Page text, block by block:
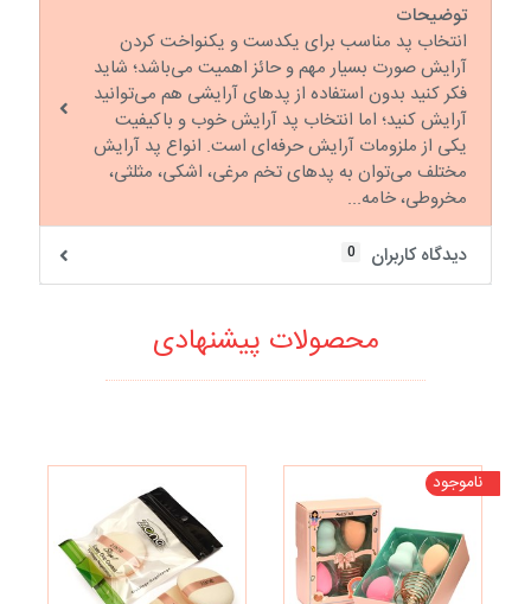
توضیحات
انتخاب پد مناسب برای یکدست و یکنواخت کردن
آرایش صورت بسیار مهم و حائز اهمیت می‌باشد؛ شاید
فکر کنید بدون استفاده از پدهای آرایشی هم می‌توانید
آرایش کنید؛ اما انتخاب پد آرایش خوب و باکیفیت
یکی از ملزومات آرایش حرفه‌ای است. انواع پد آرایش
مختلف می‌توان به پدهای تخم مرغی، اشکی، مثلثی،
مخروطی، خامه‌...
دیدگاه کاربران
0
محصولات پیشنهادی
ناموجود